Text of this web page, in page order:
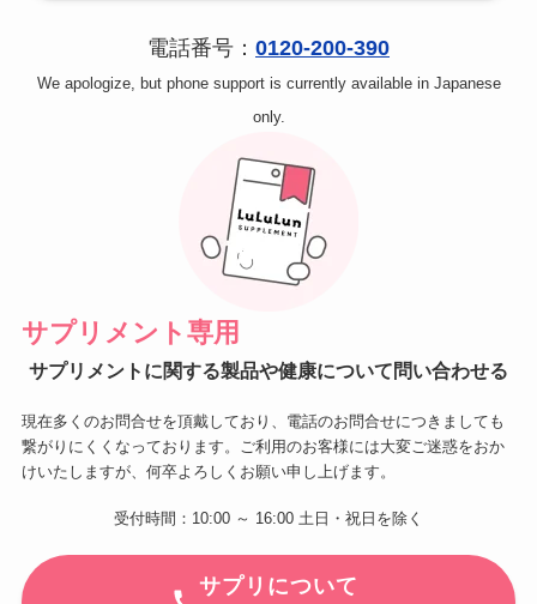
電話番号： 0120-200-390
We apologize, but phone support is currently available in Japanese
only.
サプリメント専用
サプリメントに関する製品や健康について問い合わせる
現在多くのお問合せを頂戴しており、電話のお問合せにつきましても
繋がりにくくなっております。ご利用のお客様には大変ご迷惑をおか
けいたしますが、何卒よろしくお願い申し上げます。
受付時間：10:00 ～ 16:00 土日・祝日を除く
サプリについて